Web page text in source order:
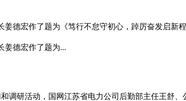
德宏作了题为《笃行不怠守初心，踔厉奋发启新
姜德宏作了题为...
调研活动，国网江苏省电力公司后勤部主任王舒